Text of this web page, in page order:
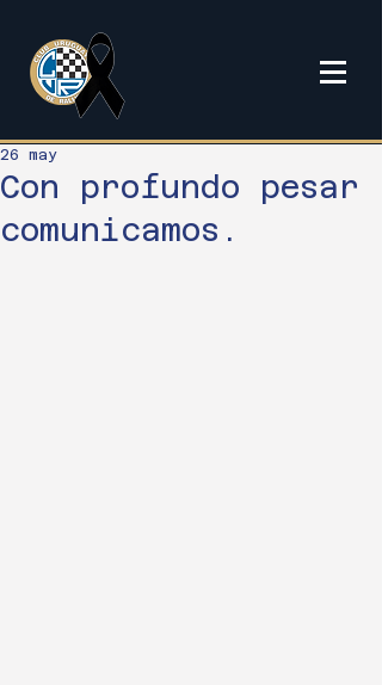
Con profundo pesar
comunicamos.
26 may